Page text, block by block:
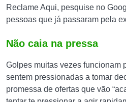
Reclame Aqui, pesquise no
pessoas que já passaram pela
Não caia na pressa
Golpes muitas vezes funcionam
sentem pressionadas a tomar
promessa de ofertas que vão